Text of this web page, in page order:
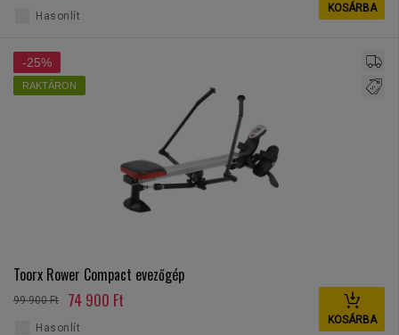
KOSÁRBA
Hasonlít
-25%
RAKTÁRON
Toorx Rower Compact evezőgép
99 900 Ft 74 900 Ft
KOSÁRBA
Hasonlít